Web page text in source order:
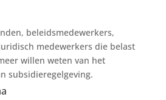
beleidsmedewerkers,
medewerkers die belast
willen weten van het
subsidieregelgeving.